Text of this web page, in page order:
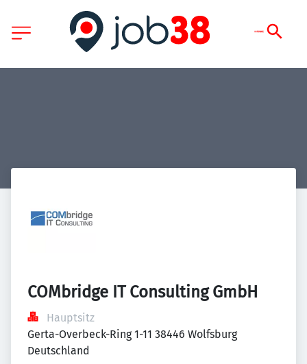
COMbridge IT Consulting GmbH
Hauptsitz
Gerta-Overbeck-Ring 1-11 38446 Wolfsburg
Deutschland